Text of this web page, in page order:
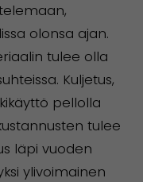
olonsa ajan.
tulee olla
Kuljetus,
pellolla
tulee
läpi vuoden
ylivoimainen